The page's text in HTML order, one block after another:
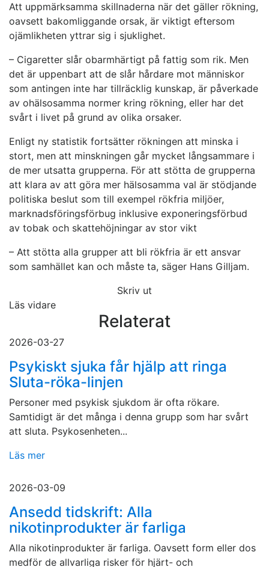
Att uppmärksamma skillnaderna när det gäller rökning,
oavsett bakomliggande orsak, är viktigt eftersom
ojämlikheten yttrar sig i sjuklighet.
– Cigaretter slår obarmhärtigt på fattig som rik. Men
det är uppenbart att de slår hårdare mot människor
som antingen inte har tillräcklig kunskap, är påverkade
av ohälsosamma normer kring rökning, eller har det
svårt i livet på grund av olika orsaker.
Enligt ny statistik fortsätter rökningen att minska i
stort, men att minskningen går mycket långsammare i
de mer utsatta grupperna. För att stötta de grupperna
att klara av att göra mer hälsosamma val är stödjande
politiska beslut som till exempel rökfria miljöer,
marknadsföringsförbug inklusive exponeringsförbud
av tobak och skattehöjningar av stor vikt
– Att stötta alla grupper att bli rökfria är ett ansvar
som samhället kan och måste ta, säger Hans Gilljam.
Skriv ut
Läs vidare
Relaterat
2026-03-27
Psykiskt sjuka får hjälp att ringa
Sluta-röka-linjen
Personer med psykisk sjukdom är ofta rökare.
Samtidigt är det många i denna grupp som har svårt
att sluta. Psykosenheten...
Läs mer
2026-03-09
Ansedd tidskrift: Alla
nikotinprodukter är farliga
Alla nikotinprodukter är farliga. Oavsett form eller dos
medför de allvarliga risker för hjärt- och